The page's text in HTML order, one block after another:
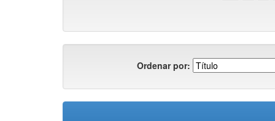
Ordenar por: